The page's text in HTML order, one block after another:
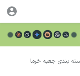
بندی جعبه خرما